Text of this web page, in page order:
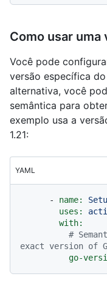
Como usar
Você pode
versão específica
alternativa, você
semântica para
exemplo usa a
1.21:
YAML
- name:
uses:
with:
#
exact version of
go-